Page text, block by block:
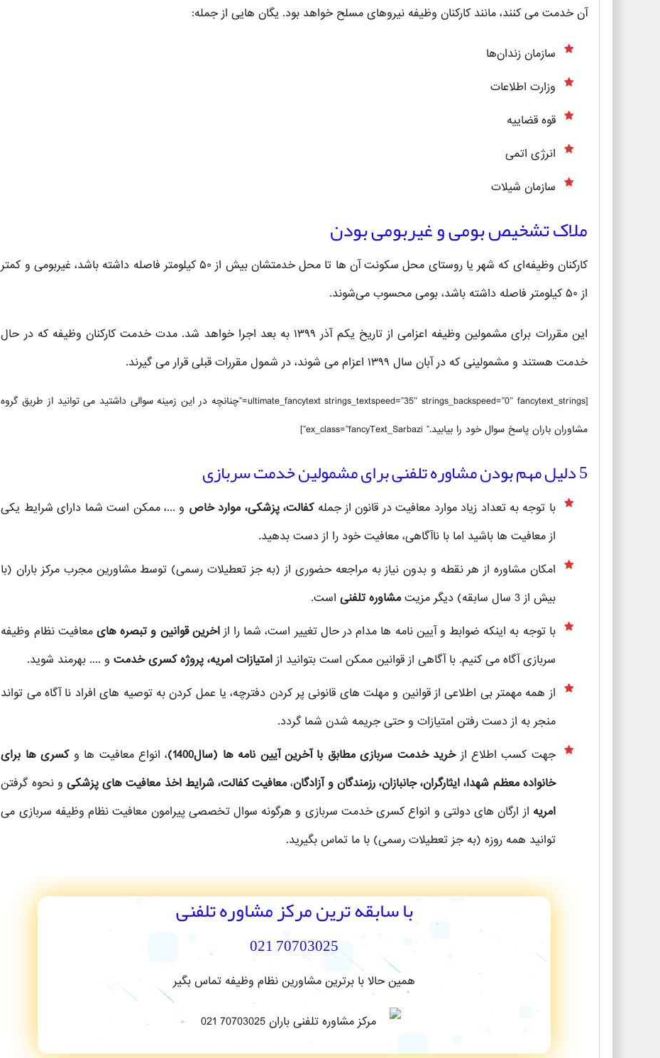
آن خدمت می کنند، مانند کارکنان وظیفه نیروهای مسلح خواهد بود. یگان هایی از جمله:
سازمان زندان‌ها
وزارت اطلاعات
قوه قضاییه
انرژی اتمی
سازمان شیلات
ملاک تشخیص بومی و غیربومی بودن
کارکنان وظیفه‌ای که شهر یا روستای محل سکونت آن ها تا محل خدمتشان بیش از ۵۰ کیلومتر فاصله داشته باشد، غیربومی و کمتر
از ۵۰ کیلومتر فاصله داشته باشد، بومی محسوب می‌شوند.
این مقررات برای مشمولین وظیفه اعزامی از تاریخ یکم آذر ۱۳۹۹ به بعد اجرا خواهد شد. مدت خدمت کارکنان وظیفه که در حال
خدمت هستند و مشمولینی که در آبان سال ۱۳۹۹ اعزام می شوند، در شمول مقررات قبلی قرار می گیرند.
[ultimate_fancytext strings_textspeed=”35″ strings_backspeed=”0″ fancytext_strings=”چنانچه در این زمینه سوالی داشتید می توانید از طریق گروه
مشاوران باران پاسخ سوال خود را بیابید.” ex_class=”fancyText_Sarbazi”]
5 دلیل مهم بودن مشاوره تلفنی برای مشمولین خدمت سربازی
با توجه به تعداد زیاد موارد معافیت در قانون از جملهکفالت، پزشکی، موارد خاص و ...، ممکن است شما دارای شرایط یکی
از معافیت ها باشید اما با ناآگاهی، معافیت خود را از دست بدهید.
امکان مشاوره از هر نقطه و بدون نیاز به مراجعه حضوری از (به جز تعطیلات رسمی) توسط مشاورین مجرب مرکز باران (با
بیش از 3 سال سابقه) دیگر مزیت
مشاوره تلفنی است.
با توجه به اینکه ضوابط و آیین نامه ها مدام در حال تغییر است، شما را ازاخرین قوانین و تبصره هایمعافیت نظام وظیفه
سربازی آگاه می کنیم. با آگاهی از قوانین ممکن است بتوانید از امتیازات امریه، پروژه کسری خدمت و .... بهرمند شوید.
از همه مهمتر بی اطلاعی از قوانین و مهلت های قانونی پر کردن دفترچه، یا عمل کردن به توصیه های افراد نا آگاه می تواند
منجر به از دست رفتن امتیازات و حتی جریمه شدن شما گردد.
جهت کسب اطلاع از خرید خدمت سربازی مطابق با آخرین آیین نامه ها (سال1400) ، انواع معافیت ها و کسری ها برای
خانواده معظم شهدا، ایثارگران، جانبازان، رزمندگان و آزادگان، معافیت کفالت، شرایط اخذ معافیت های پزشکیو نحوه گرفتن
امریه از ارگان های دولتی و انواع کسری خدمت سربازی و هرگونه سوال تخصصی پیرامون معافیت نظام وظیفه سربازی می
توانید همه روزه (به جز تعطیلات رسمی) با ما تماس بگیرید.
با سابقه ترین مرکز مشاوره تلفنی
70703025 021
همین حالا با برترین مشاورین نظام وظیفه تماس بگیر